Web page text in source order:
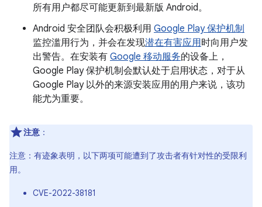
所有用户都尽可能更新到最新版 Android。
Android 安全团队会积极利用 Google Play 保护机制
监控滥用行为，并会在发现潜在有害应用时向用户发
出警告。在安装有 Google 移动服务的设备上，
Google Play 保护机制会默认处于启用状态，对于从
Google Play 以外的来源安装应用的用户来说，该功
能尤为重要。
注意 ：
注意：有迹象表明，以下两项可能遭到了攻击者有针对性的受限利
用。
CVE-2022-38181